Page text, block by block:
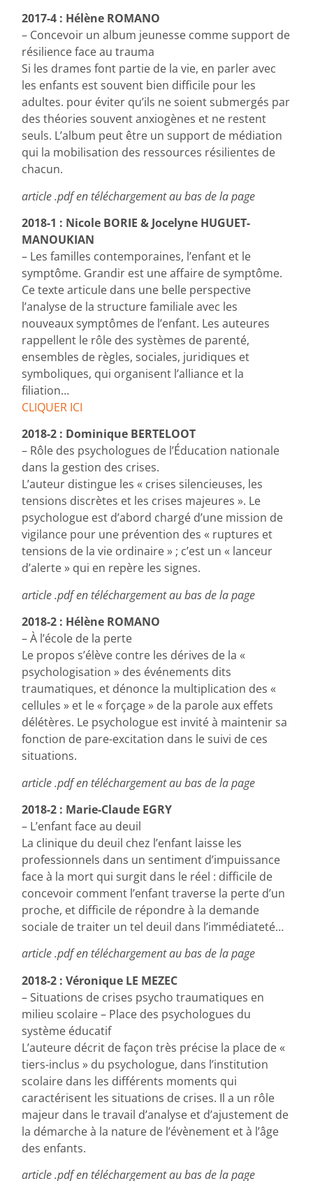
2017-4 : Hélène ROMANO
– Concevoir un album jeunesse comme support de
résilience face au trauma
Si les drames font partie de la vie, en parler avec
les enfants est souvent bien difficile pour les
adultes. pour éviter qu’ils ne soient submergés par
des théories souvent anxiogènes et ne restent
seuls. L’album peut être un support de médiation
qui la mobilisation des ressources résilientes de
chacun.
article .pdf en téléchargement au bas de la page
2018-1 : Nicole BORIE & Jocelyne HUGUET-
MANOUKIAN
– Les familles contemporaines, l’enfant et le
symptôme. Grandir est une affaire de symptôme.
Ce texte articule dans une belle perspective
l’analyse de la structure familiale avec les
nouveaux symptômes de l’enfant. Les auteures
rappellent le rôle des systèmes de parenté,
ensembles de règles, sociales, juridiques et
symboliques, qui organisent l’alliance et la
filiation…
CLIQUER ICI
2018-2 : Dominique BERTELOOT
– Rôle des psychologues de l’Éducation nationale
dans la gestion des crises.
L’auteur distingue les « crises silencieuses, les
tensions discrètes et les crises majeures ». Le
psychologue est d’abord chargé d’une mission de
vigilance pour une prévention des « ruptures et
tensions de la vie ordinaire » ; c’est un « lanceur
d’alerte » qui en repère les signes.
article .pdf en téléchargement au bas de la page
2018-2 : Hélène ROMANO
– À l’école de la perte
Le propos s’élève contre les dérives de la «
psychologisation » des événements dits
traumatiques, et dénonce la multiplication des «
cellules » et le « forçage » de la parole aux effets
délétères. Le psychologue est invité à maintenir sa
fonction de pare-excitation dans le suivi de ces
situations.
article .pdf en téléchargement au bas de la page
2018-2 : Marie-Claude EGRY
– L’enfant face au deuil
La clinique du deuil chez l’enfant laisse les
professionnels dans un sentiment d’impuissance
face à la mort qui surgit dans le réel : difficile de
concevoir comment l’enfant traverse la perte d’un
proche, et difficile de répondre à la demande
sociale de traiter un tel deuil dans l’immédiateté…
article .pdf en téléchargement au bas de la page
2018-2 : Véronique LE MEZEC
– Situations de crises psycho traumatiques en
milieu scolaire – Place des psychologues du
système éducatif
L’auteure décrit de façon très précise la place de «
tiers-inclus » du psychologue, dans l’institution
scolaire dans les différents moments qui
caractérisent les situations de crises. Il a un rôle
majeur dans le travail d’analyse et d’ajustement de
la démarche à la nature de l’évènement et à l’âge
des enfants.
article .pdf en téléchargement au bas de la page